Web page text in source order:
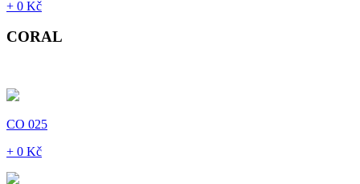
+ 0 Kč
CORAL
CO 025
+ 0 Kč